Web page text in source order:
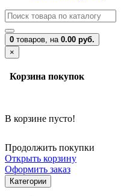
0 товаров, на 0.00 руб.
×
Корзина покупок
В корзине пусто!
Продолжить покупки
Открыть корзину
Оформить заказ
Категории